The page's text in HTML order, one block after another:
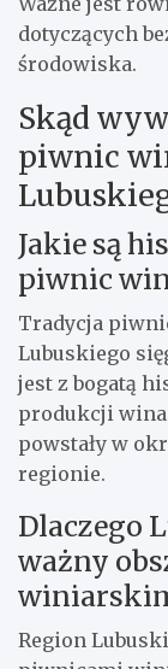
dotyczących
środowiska.
Skąd
piwnic
Jakie są
piwnic
Tradycja
Lubuskiego
jest z bogatą
produkcji
powstały w
regionie.
Dlaczego
ważny
Region